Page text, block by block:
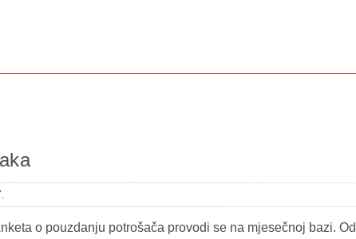
o pouzdanju potrošača provodi se na mjesečnoj bazi.